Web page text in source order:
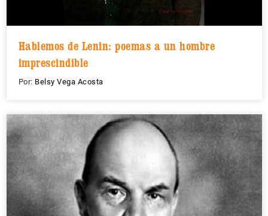
Hablemos de Lenin: poemas a un hombre
imprescindible
Por: Belsy Vega Acosta